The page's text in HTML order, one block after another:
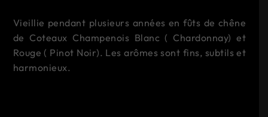
Vieillie pendant plusieurs années en fûts de chêne
de Coteaux Champenois Blanc ( Chardonnay) et
Rouge ( Pinot Noir). Les arômes sont fins, subtils et
harmonieux.